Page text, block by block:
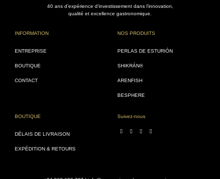
40 ans d’expérience d’investissement dans l’innovation,
qualité et excellence gastronomique.
INFORMATION
ENTREPRISE
BOUTIQUE
CONTACT
NOS PRODUITS
PERLAS DE ESTURIÓN
SHIKRÁN®
ARENFISH
BESPHERE
BOUTIQUE
DÉLAIS DE LIVRAISON
EXPÉDITION & RETOURS
Suivez-nous